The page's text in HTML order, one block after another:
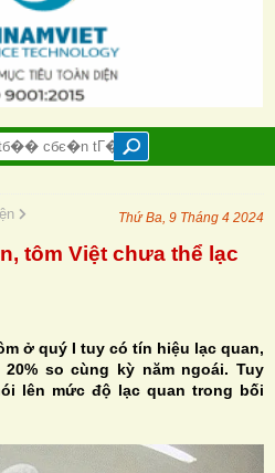
Thứ Ba, 9 Tháng 4 2024
tôm Việt chưa thể lạc
ở quý I tuy có tín hiệu lạc quan,
so cùng kỳ năm ngoái. Tuy
lên mức độ lạc quan trong bối